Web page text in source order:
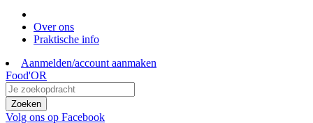
Over ons
Praktische info
Aanmelden/account aanmaken
Food'OR
Zoeken
Volg ons op Facebook